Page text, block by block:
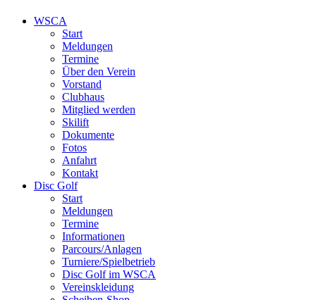
WSCA
Start
Meldungen
Termine
Über den Verein
Vorstand
Clubhaus
Mitglied werden
Skilift
Dokumente
Fotos
Anfahrt
Kontakt
Disc Golf
Start
Meldungen
Termine
Informationen
Parcours/Anlagen
Turniere/Spielbetrieb
Disc Golf im WSCA
Vereinskleidung